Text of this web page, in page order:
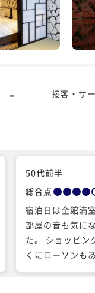
- 接客・サ
50代前半
総合点
宿泊日は全館満
部屋の音も気に
た。 ショッピン
くにローソンも
す。駅近で新幹
か、駐車場にも